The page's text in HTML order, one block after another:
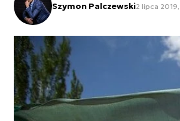
Szymon Palczewski2 lipca 2019,